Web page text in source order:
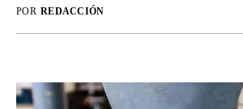
POR REDACCIÓN